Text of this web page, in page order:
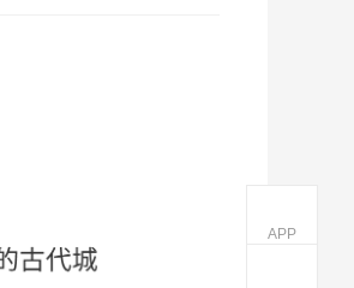
APP